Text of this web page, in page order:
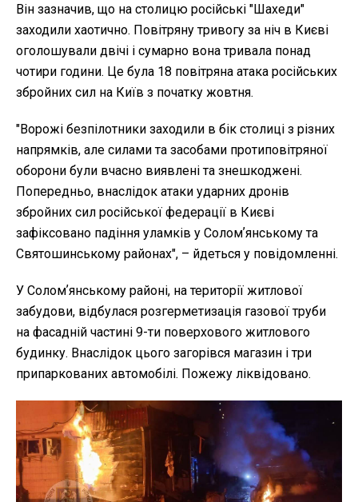
Він зазначив, що на столицю російські "Шахеди"
заходили хаотично. Повітряну тривогу за ніч в Києві
оголошували двічі і сумарно вона тривала понад
чотири години. Це була 18 повітряна атака російських
збройних сил на Київ з початку жовтня.
"Ворожі безпілотники заходили в бік столиці з різних
напрямків, але силами та засобами протиповітряної
оборони були вчасно виявлені та знешкоджені.
Попередньо, внаслідок атаки ударних дронів
збройних сил російської федерації в Києві
зафіксовано падіння уламків у Соломʼянському та
Святошинському районах", – йдеться у повідомленні.
У Соломʼянському районі, на території житлової
забудови, відбулася розгерметизація газової труби
на фасадній частині 9-ти поверхового житлового
будинку. Внаслідок цього загорівся магазин і три
припаркованих автомобілі. Пожежу ліквідовано.